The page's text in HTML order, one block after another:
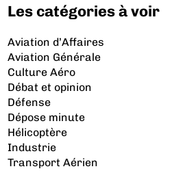
Les catégories à voir
Aviation d’Affaires
Aviation Générale
Culture Aéro
Débat et opinion
Défense
Dépose minute
Hélicoptère
Industrie
Transport Aérien